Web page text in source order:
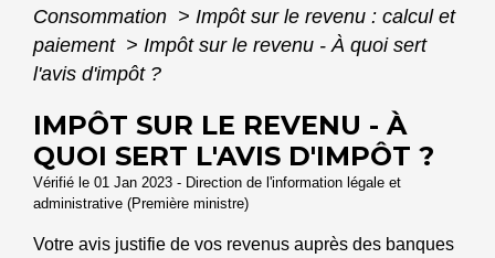
Consommation > Impôt sur le revenu : calcul et
paiement > Impôt sur le revenu - À quoi sert
l'avis d'impôt ?
IMPÔT SUR LE REVENU - À
QUOI SERT L'AVIS D'IMPÔT ?
Vérifié le 01 Jan 2023 - Direction de l'information légale et
administrative (Première ministre)
Votre avis justifie de vos revenus auprès des banques